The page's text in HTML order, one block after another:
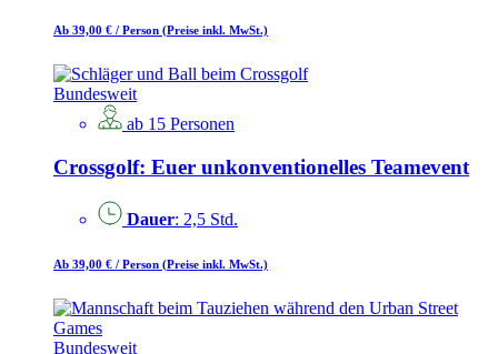
Ab 39,00 € / Person (Preise inkl. MwSt.)
Bundesweit
ab 15 Personen
Crossgolf: Euer unkonventionelles Teamevent
Dauer: 2,5 Std.
Ab 39,00 € / Person (Preise inkl. MwSt.)
Bundesweit